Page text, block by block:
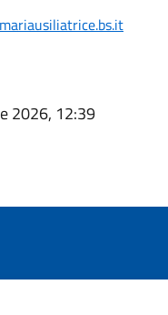
2026, 12:39